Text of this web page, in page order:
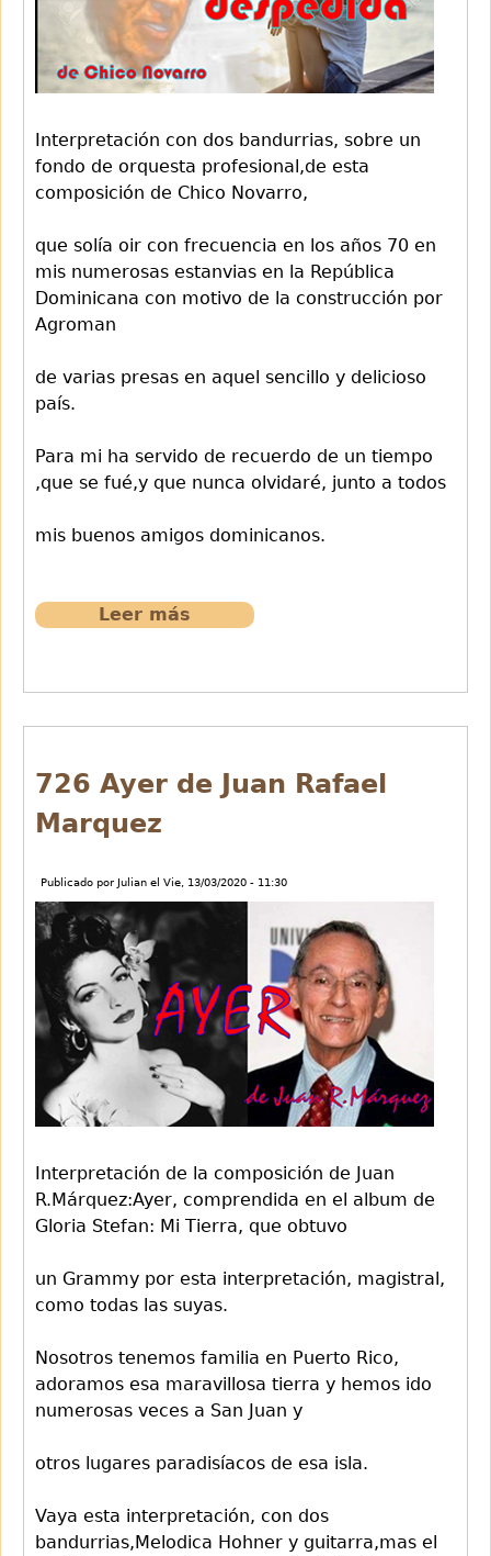
Interpretación con dos bandurrias, sobre un
fondo de orquesta profesional,de esta
composición de Chico Novarro,
que solía oir con frecuencia en los años 70 en
mis numerosas estanvias en la República
Dominicana con motivo de la construcción por
Agroman
de varias presas en aquel sencillo y delicioso
país.
Para mi ha servido de recuerdo de un tiempo
,que se fué,y que nunca olvidaré, junto a todos
mis buenos amigos dominicanos.
Leer más
y
Chico
Novarro
726 Ayer de Juan Rafael
Marquez
Publicado por Julian el Vie, 13/03/2020 - 11:30
Interpretación de la composición de Juan
R.Márquez:Ayer, comprendida en el album de
Gloria Stefan: Mi Tierra, que obtuvo
un Grammy por esta interpretación, magistral,
como todas las suyas.
Nosotros tenemos familia en Puerto Rico,
adoramos esa maravillosa tierra y hemos ido
numerosas veces a San Juan y
otros lugares paradisíacos de esa isla.
Vaya esta interpretación, con dos
bandurrias,Melodica Hohner y guitarra,mas el